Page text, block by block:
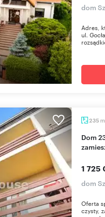
dom
Adres,
ul.
235 m
Dom 235 m² w Szczecinie - gotowy do
1 725
dom
Oferta
czysty,